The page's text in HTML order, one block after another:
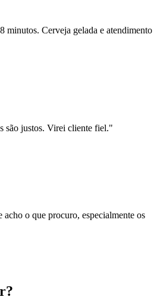
minutos. Cerveja gelada e atendimento
são justos. Virei cliente fiel."
acho o que procuro, especialmente os